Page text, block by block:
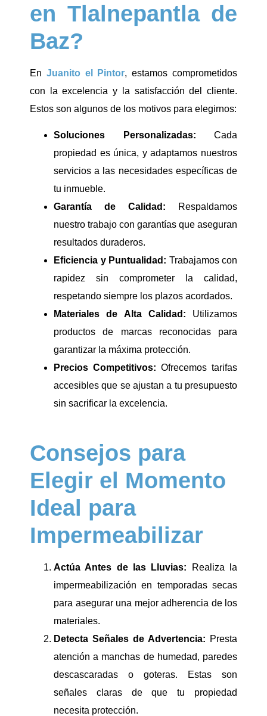
en Tlalnepantla de
Baz?
En Juanito el Pintor, estamos comprometidos
con la excelencia y la satisfacción del cliente.
Estos son algunos de los motivos para elegirnos:
Soluciones Personalizadas: Cada
propiedad es única, y adaptamos nuestros
servicios a las necesidades específicas de
tu inmueble.
Garantía de Calidad: Respaldamos
nuestro trabajo con garantías que aseguran
resultados duraderos.
Eficiencia y Puntualidad: Trabajamos con
rapidez sin comprometer la calidad,
respetando siempre los plazos acordados.
Materiales de Alta Calidad: Utilizamos
productos de marcas reconocidas para
garantizar la máxima protección.
Precios Competitivos: Ofrecemos tarifas
accesibles que se ajustan a tu presupuesto
sin sacrificar la excelencia.
Consejos para
Elegir el Momento
Ideal para
Impermeabilizar
Actúa Antes de las Lluvias: Realiza la
impermeabilización en temporadas secas
para asegurar una mejor adherencia de los
materiales.
Detecta Señales de Advertencia: Presta
atención a manchas de humedad, paredes
descascaradas o goteras. Estas son
señales claras de que tu propiedad
necesita protección.